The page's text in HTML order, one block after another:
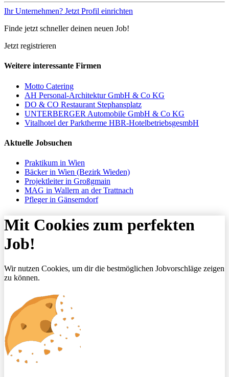
Ihr Unternehmen? Jetzt Profil einrichten
Finde jetzt schneller deinen neuen Job!
Jetzt registrieren
Weitere interessante Firmen
Motto Catering
AH Personal-Architektur GmbH & Co KG
DO & CO Restaurant Stephansplatz
UNTERBERGER Automobile GmbH & Co KG
Vitalhotel der Parktherme HBR-HotelbetriebsgesmbH
Aktuelle Jobsuchen
Praktikum in Wien
Bäcker in Wien (Bezirk Wieden)
Projektleiter in Großgmain
MAG in Wallern an der Trattnach
Pfleger in Gänserndorf
Mit Cookies zum perfekten
Job!
Wir nutzen Cookies, um dir die bestmöglichen Jobvorschläge zeigen
zu können.